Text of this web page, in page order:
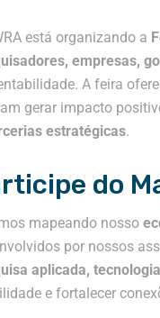
está organizando a
empresas,
A feira
gerar impacto
estratégicas.
do
mapeando nosso
por nossos
aplicada,
e fortalecer